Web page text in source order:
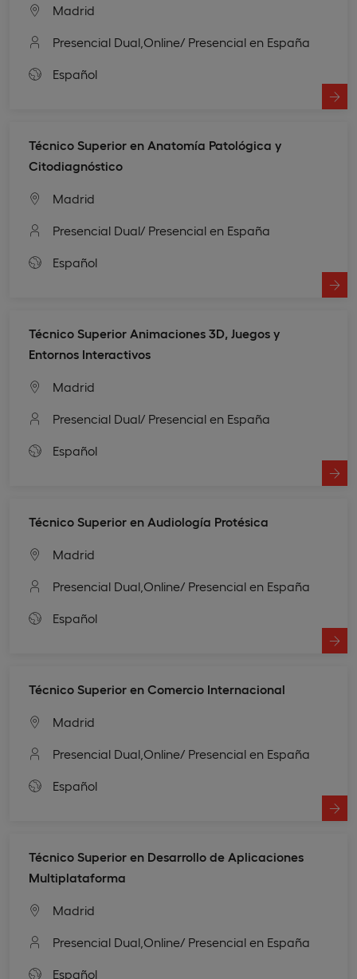
Madrid
Presencial Dual, Online/ Presencial en España
Español
Técnico Superior en Anatomía Patológica y
Citodiagnóstico
Madrid
Presencial Dual/ Presencial en España
Español
Técnico Superior Animaciones 3D, Juegos y
Entornos Interactivos
Madrid
Presencial Dual/ Presencial en España
Español
Técnico Superior en Audiología Protésica
Madrid
Presencial Dual, Online/ Presencial en España
Español
Técnico Superior en Comercio Internacional
Madrid
Presencial Dual, Online/ Presencial en España
Español
Técnico Superior en Desarrollo de Aplicaciones
Multiplataforma
Madrid
Presencial Dual, Online/ Presencial en España
Español